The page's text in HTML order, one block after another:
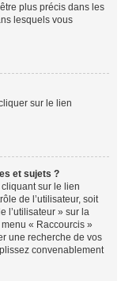
plus précis dans les
lesquels vous
sur le lien
et sujets ?
sur le lien
de l’utilisateur, soit
l’utilisateur » sur la
« Raccourcis »
une recherche de vos
convenablement